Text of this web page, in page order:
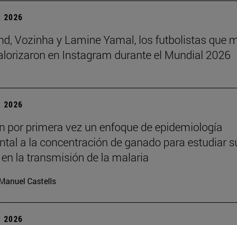
2026
Vozinha y Lamine Yamal, los futbolistas que
en Instagram durante el Mundial 2026
2026
por primera vez un enfoque de epidemiología
a la concentración de ganado para estudiar
la transmisión de la malaria
Castells
2026